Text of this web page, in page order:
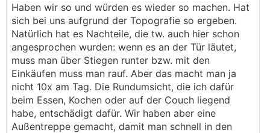
..
Haben wir so und würden es wieder so machen. Hat
sich bei uns aufgrund der Topografie so ergeben.
Natürlich hat es Nachteile, die tw. auch hier schon
angesprochen wurden: wenn es an der Tür läutet,
muss man über Stiegen runter bzw. mit den
Einkäufen muss man rauf. Aber das macht man ja
nicht 10x am Tag. Die Rundumsicht, die ich dafür
beim Essen, Kochen oder auf der Couch liegend
habe, entschädigt dafür. Wir haben aber eine
Außentreppe gemacht, damit man schnell in den